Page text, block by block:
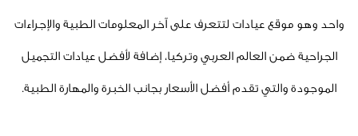
لتتعرف على آخر المعلومات الطبية والإجراءات
العالم العربي وتركيا، إضافة لأفضل عيادات التجميل
تقدم أفضل الأسعار بجانب الخبرة والمهارة الطبية.